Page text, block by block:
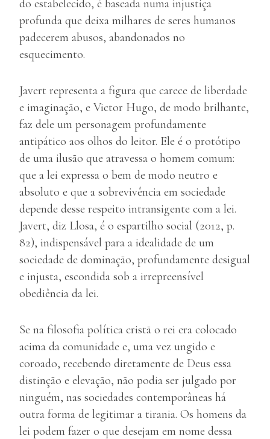
do estabelecido, é baseada numa injustiça
profunda que deixa milhares de seres humanos
padecerem abusos, abandonados no
esquecimento.
Javert representa a figura que carece de liberdade
e imaginação, e Victor Hugo, de modo brilhante,
faz dele um personagem profundamente
antipático aos olhos do leitor. Ele é o protótipo
de uma ilusão que atravessa o homem comum:
que a lei expressa o bem de modo neutro e
absoluto e que a sobrevivência em sociedade
depende desse respeito intransigente com a lei.
Javert, diz Llosa, é o espartilho social (2012, p.
82), indispensável para a idealidade de um
sociedade de dominação, profundamente desigual
e injusta, escondida sob a irrepreensível
obediência da lei.
Se na filosofia política cristã o rei era colocado
acima da comunidade e, uma vez ungido e
coroado, recebendo diretamente de Deus essa
distinção e elevação, não podia ser julgado por
ninguém, nas sociedades contemporâneas há
outra forma de legitimar a tirania. Os homens da
lei podem fazer o que desejam em nome dessa